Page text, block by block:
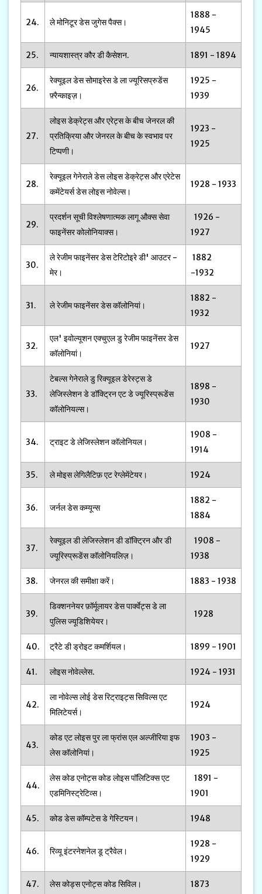
24. ले मोनिटूर डेस जुगेस पैक्स।
1888 -
1945
25. न्यायशास्त्र कौर डी कैसेशन. 1891 - 1894
26.
रेक्यूइल डेस सोमाइरेस डे ला ज्यूरिसप्रुडेंस
फ़्रैन्काइज़।
1925 -
1939
27.
लोइस डेक्रेट्स और एरेट्स के बीच जेनरल की
प्रतिक्रिया और जेनरल के बीच के स्वभाव पर
टिप्पणी।
1923 -
1925
28.
रेक्यूइल गेनेराले डेस लोइस डेक्रेट्स और एरेटेस
कमेंटेयर्स डेस लोइस नोवेल्स।
1928 - 1933
29.
प्रदर्शन सूची विश्लेषणात्मक लागू औक्स सेवा
फाइनेंसर कोलोनियाक्स।
1926 -
1927
30.
ले रेजीम फाइनेंसर डेस टेरिटोइरे डी' आउटर -
मेर।
1882
-1932
31. ले रेजीम फाइनेंसर डेस कॉलोनियां।
1882 -
1932
32.
एल' इवोल्यूशन एक्चुएल डु रेजीम फाइनेंसर डेस
कॉलोनियां।
1927
33.
टेबल्स गेनेराले डु रिक्यूइल डेरेस्ट्स डे
लेजिस्लेशन डे डॉक्ट्रिन एट डे ज्यूरिस्प्रूडेंस
कॉलोनियल्स।
1898 -
1930
34. ट्राइट डे लेजिस्लेशन कॉलोनियल।
1908 -
1914
35. ले मोइस लेगिलैटिफ़ एट रेग्लेमेंटेयर। 1924
36. जर्नल डेस कम्यून्स
1882 -
1884
37.
रेक्यूइल डी लेजिस्लेशन डी डॉक्ट्रिन और डी
ज्यूरिस्प्रूडेंस कॉलोनियलिज़।
1908 -
1938
38. जेनरल की समीक्षा करें। 1883 - 1938
39.
डिक्शननेयर फ़ॉर्मूलायर डेस पार्क्वेट्स डे ला
पुलिस ज्यूडिशियेयर।
1928
40. ट्रैटे डी ड्रोइट कमर्शियल। 1899 - 1901
41. लोइस नोवेल्लेस. 1924 - 1931
42.
ला नोवेल्स लोई डेस रिट्राइट्स सिविल्स एट
मिलिटेयर्स।
1924
43.
कोड एट लोइस पुर ला फ्रांस एल अल्जीरिया इफ
लेस कॉलोनियां।
1903 -
1925
44.
लेस कोड एनोट्स कोड लोइस पॉलिटिक्स एट
एडमिनिस्ट्रेटिव्स।
1891 -
1901
45. कोड डेस कॉम्पटेस डे गेस्टियन। 1948
46. रिव्यू इंटरनेशनेल डू ट्रैवेल।
1928 -
1929
47. लेस कोड्स एनोट्स कोड सिविल। 1873